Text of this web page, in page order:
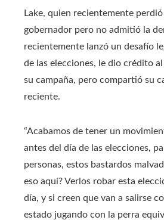
Lake, quien recientemente
gobernador pero no admitió la
recientemente lanzó un desafío
de las elecciones, le dio crédito
su campaña, pero compartió su
reciente.
“Acabamos de tener un
antes del día de las elecciones,
personas, estos bastardos
eso aquí? Verlos robar esta
día, y si creen que van a salirse
estado jugando con la perra